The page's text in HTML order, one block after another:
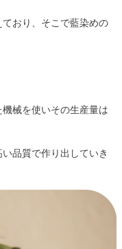
おり、そこで藍染めの
械を使いその生産量は
品質で作り出していき